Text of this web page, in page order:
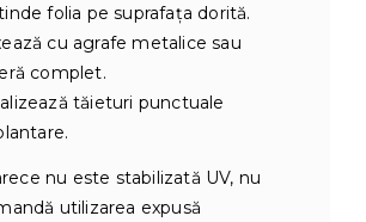
folia pe suprafața dorită.
cu agrafe metalice sau
complet.
tăieturi punctuale
nu este stabilizată UV, nu
utilizarea expusă